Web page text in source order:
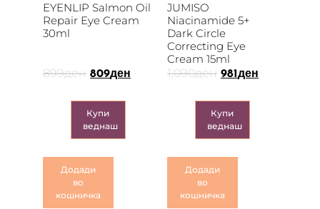
EYENLIP Salmon Oil
Repair Eye Cream
30ml
899ден 809ден
Купи
веднаш
Додади
во
кошничка
JUMISO
Niacinamide 5+
Dark Circle
Correcting Eye
Cream 15ml
1,090ден 981 ден
Купи
веднаш
Додади
во
кошничка